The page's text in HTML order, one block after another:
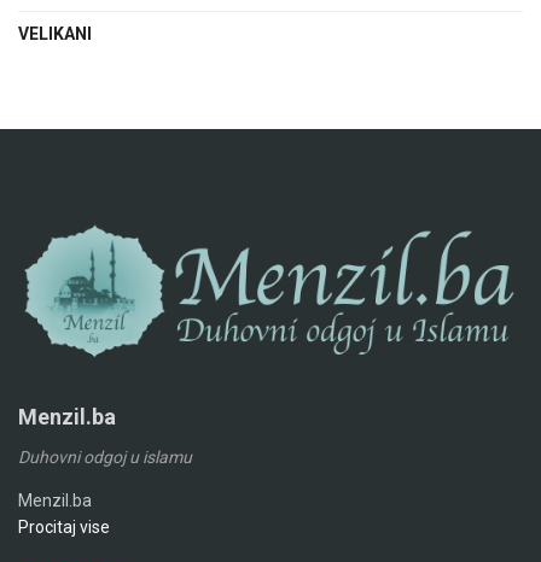
VELIKANI
Menzil.ba
Duhovni odgoj u islamu
Menzil.ba
Procitaj vise